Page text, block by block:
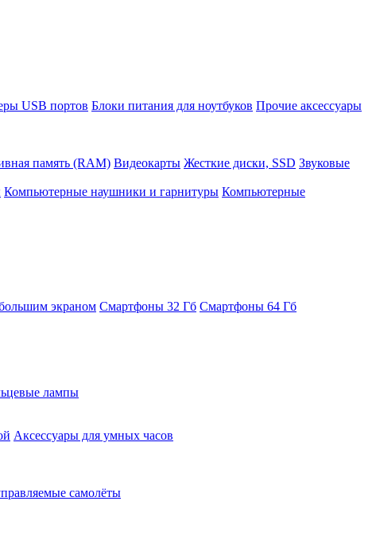
USB портов Блоки питания для ноутбуков Прочие аксессуары
память (RAM) Видеокарты Жесткие диски, SSD Звуковые
Компьютерные наушники и гарнитуры Компьютерные
экраном Смартфоны 32 Гб Смартфоны 64 Гб
лампы
Аксессуары для умных часов
самолёты